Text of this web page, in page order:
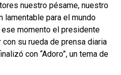
nuestro pésame, nuestro
lamentable para el mundo
ese momento el presidente
su rueda de prensa diaria
con “Adoro”, un tema de